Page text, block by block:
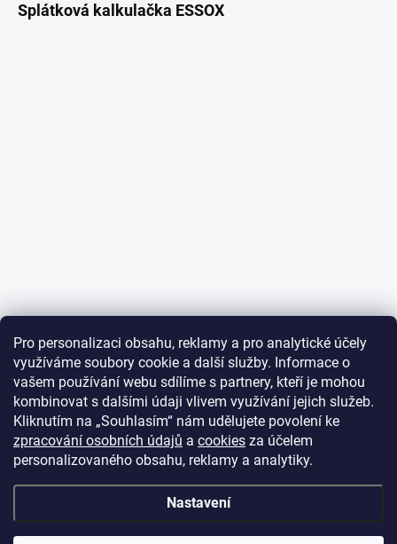
Pro personalizaci obsahu, reklamy a pro analytické účely
využíváme soubory cookie a další služby. Informace o
vašem používání webu sdílíme s partnery, kteří je mohou
kombinovat s dalšími údaji vlivem využívání jejich služeb.
Kliknutím na „Souhlasím“ nám udělujete povolení ke
zpracování osobních údajů a cookies za účelem
personalizovaného obsahu, reklamy a analytiky.
Nastavení
Splátková kalkulačka ESSOX